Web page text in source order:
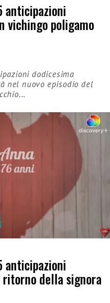
anticipazioni
vichingo poligamo
dodicesima
nel nuovo episodio del
anticipazioni
della signora